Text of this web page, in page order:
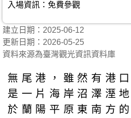
入場資訊：免費參觀
建立日期：2025-06-12
更新日期：2026-05-25
資料來源為臺灣觀光資訊資料庫
無尾港，雖然有港
是一片海岸沼澤溼
於蘭陽平原東南方